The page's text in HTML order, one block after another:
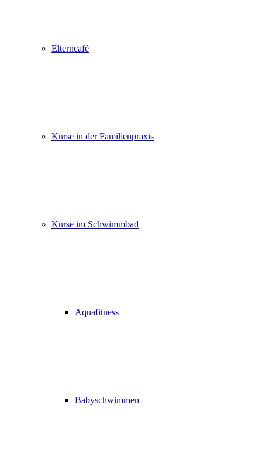
Elterncafé
Kurse in der Familienpraxis
Kurse im Schwimmbad
Aquafitness
Babyschwimmen